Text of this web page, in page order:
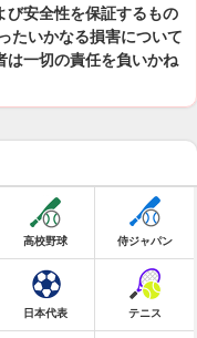
び安全性を保証するもの
たいかなる損害について
は一切の責任を負いかね
高校野球 侍ジャパン
日本代表 テニス